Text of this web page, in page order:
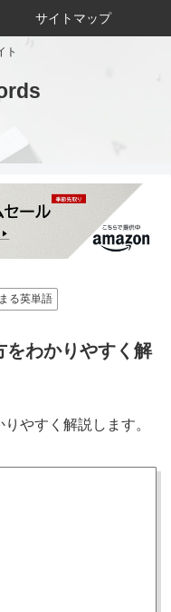
ト
サイトマップ
る英単語
をわかりやすく解
やすく解説します。